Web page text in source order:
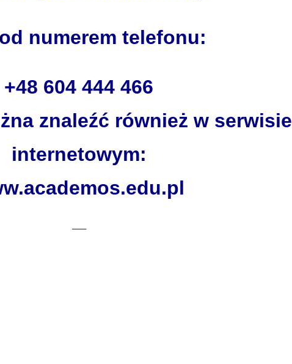
numerem telefonu:
+48 604 444 466
znaleźć również w serwisie
internetowym:
—–